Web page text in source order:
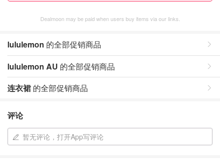
Dealmoon may be paid when users buy items via our links.
lululemon 的全部促销商品
lululemon AU 的全部促销商品
连衣裙 的全部促销商品
评论
暂无评论，打开App写评论